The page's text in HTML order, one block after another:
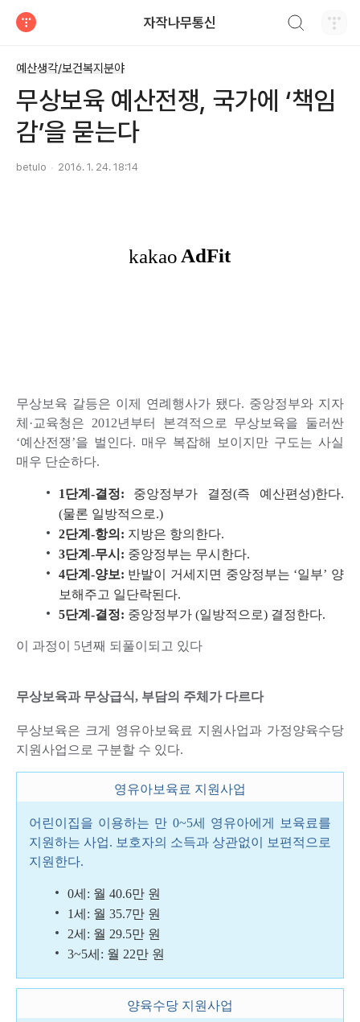
자작나무통신
예산생각/보건복지분야
무상보육 예산전쟁, 국가에 ‘책임
감’을 묻는다
betulo 2016. 1. 24. 18:14
무상보육 갈등은 이제 연례행사가 됐다. 중앙정부와 지자
체·교육청은 2012년부터 본격적으로 무상보육을 둘러싼
‘예산전쟁’을 벌인다. 매우 복잡해 보이지만 구도는 사실
매우 단순하다.
1단계-결정:
중앙정부가 결정(즉 예산편성)한다.
(물론 일방적으로.)
2단계-항의: 지방은 항의한다.
3단계-무시: 중앙정부는 무시한다.
4단계-양보: 반발이 거세지면 중앙정부는 ‘일부’ 양
보해주고 일단락된다.
5단계-결정: 중앙정부가 (일방적으로) 결정한다.
이 과정이 5년째 되풀이되고 있다
무상보육과 무상급식, 부담의 주체가 다르다
무상보육은 크게 영유아보육료 지원사업과 가정양육수당
지원사업으로 구분할 수 있다.
영유아보육료 지원사업
어린이집을 이용하는 만 0~5세 영유아에게 보육료를
지원하는 사업. 보호자의 소득과 상관없이 보편적으로
지원한다.
0세: 월 40.6만 원
1세: 월 35.7만 원
2세: 월 29.5만 원
3~5세: 월 22만 원
양육수당 지원사업